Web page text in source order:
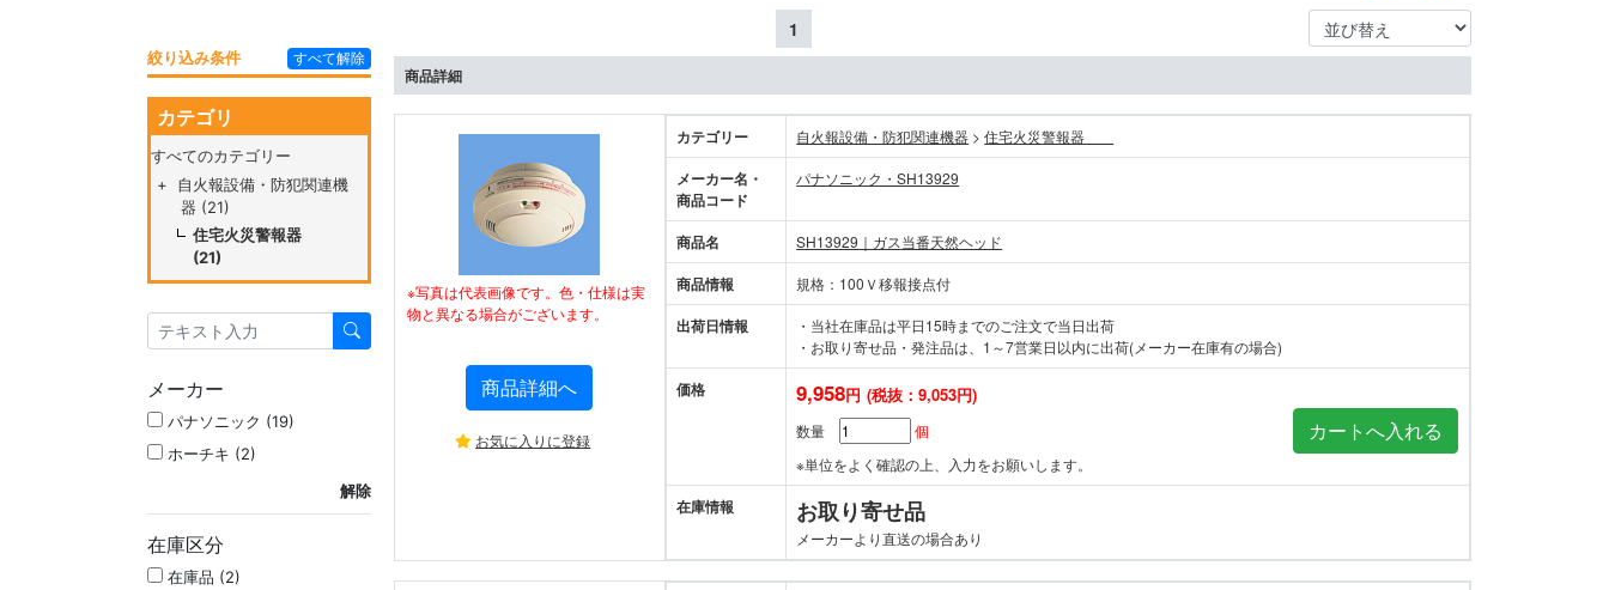
1
商品詳細
※写真は代表画像です。色・仕様は実
物と異なる場合がございます。
商品詳細へ
お気に入りに登録
カテゴリー 自火報設備・防犯関連機器 > 住宅火災警報器
メーカー名・
商品コード
パナソニック・SH13929
商品名 SH13929｜ガス当番天然ヘッド
商品情報 規格：100Ｖ移報接点付
出荷日情報
・当社在庫品は平日15時までのご注文で当日出荷
・お取り寄せ品・発注品は、1～7営業日以内に出荷(メーカー在庫有の場合)
価格 9,958円 (税抜：9,053円)
数量
個
※単位をよく確認の上、入力をお願いします。
在庫情報 お取り寄せ品
メーカーより直送の場合あり
絞り込み条件 すべて解除
カテゴリ
すべてのカテゴリー
+
自火報設備・防犯関連機
器 (21)
住宅火災警報器
(21)
メーカー
パナソニック (19)
ホーチキ (2)
解除
在庫区分
在庫品 (2)